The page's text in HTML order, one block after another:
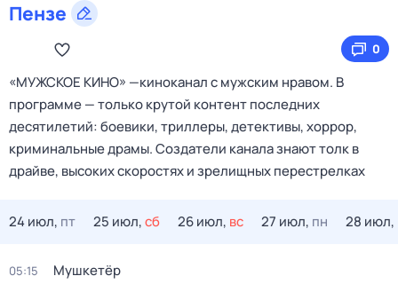
Пензе
0
«МУЖСКОЕ КИНО» —киноканал с мужским нравом. В
программе — только крутой контент последних
десятилетий: боевики, триллеры, детективы, хоррор,
криминальные драмы. Создатели канала знают толк в
драйве, высоких скоростях и зрелищных перестрелках
24 июл, пт 25 июл,сб 26 июл, вс 27 июл, пн 28 июл,
05:15 Мушкетёр